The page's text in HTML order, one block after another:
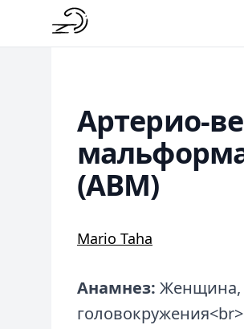
Артерио-
(АВМ)
Mario Taha
Анамнез: Женщина,
головокружения<br>